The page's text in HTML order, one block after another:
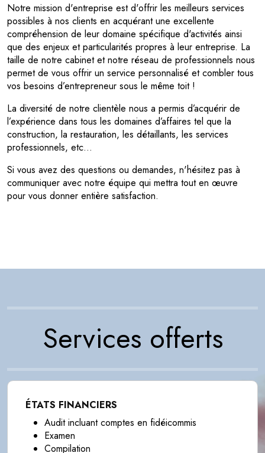
Notre mission d'entreprise est d'offrir les meilleurs services
possibles à nos clients en acquérant une excellente
compréhension de leur domaine spécifique d'activités ainsi
que des enjeux et particularités propres à leur entreprise. La
taille de notre cabinet et notre réseau de professionnels nous
permet de vous offrir un service personnalisé et combler tous
vos besoins d’entrepreneur sous le même toit !
La diversité de notre clientèle nous a permis d’acquérir de
l’expérience dans tous les domaines d’affaires tel que la
construction, la restauration, les détaillants, les services
professionnels, etc…
Si vous avez des questions ou demandes, n'hésitez pas à
communiquer avec notre équipe qui mettra tout en œuvre
pour vous donner entière satisfaction.
Services offerts
ÉTATS FINANCIERS
Audit incluant comptes en fidéicommis
Examen
Compilation